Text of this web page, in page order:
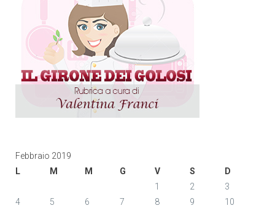
Febbraio 2019
L
M M G V S
D
1
2
3
4
5 6 7 8 9
10